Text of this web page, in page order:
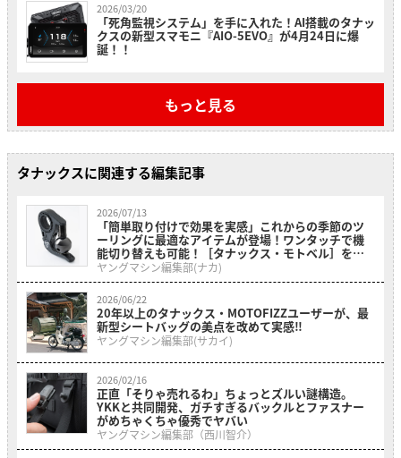
2026/03/20
「死角監視システム」を手に入れた！AI搭載のタナッ
クスの新型スマモニ『AIO-5EVO』が4月24日に爆
誕！！
もっと見る
タナックスに関連する編集記事
2026/07/13
「簡単取り付けで効果を実感」これからの季節のツ
ーリングに最適なアイテムが登場！ワンタッチで機
能切り替えも可能！［タナックス・モトベル］を紹
介！
ヤングマシン編集部(ナカ)
2026/06/22
20年以上のタナックス・MOTOFIZZユーザーが、最
新型シートバッグの美点を改めて実感‼
ヤングマシン編集部(サカイ)
2026/02/16
正直「そりゃ売れるわ」ちょっとズルい謎構造。
YKKと共同開発、ガチすぎるバックルとファスナー
がめちゃくちゃ優秀でヤバい
ヤングマシン編集部（西川智介）